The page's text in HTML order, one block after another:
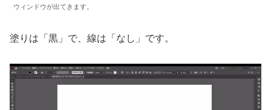
ウィンドウが出てきます。
塗りは「黒」で、線は「なし」です。